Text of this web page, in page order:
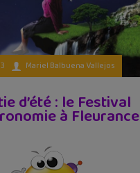
Mariel Balbuena Vallejos
d’été : le Festival
à Fleurance